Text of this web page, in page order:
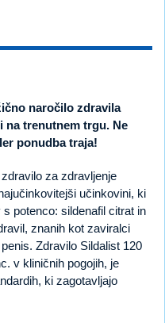
naročilo zdravila
na trenutnem trgu. Ne
ponudba traja!
za zdravljenje
učinkovini, ki
potenco: sildenafil citrat in
znanih kot zaviralci
Zdravilo Sildalist 120
v kliničnih pogojih, je
ki zagotavljajo